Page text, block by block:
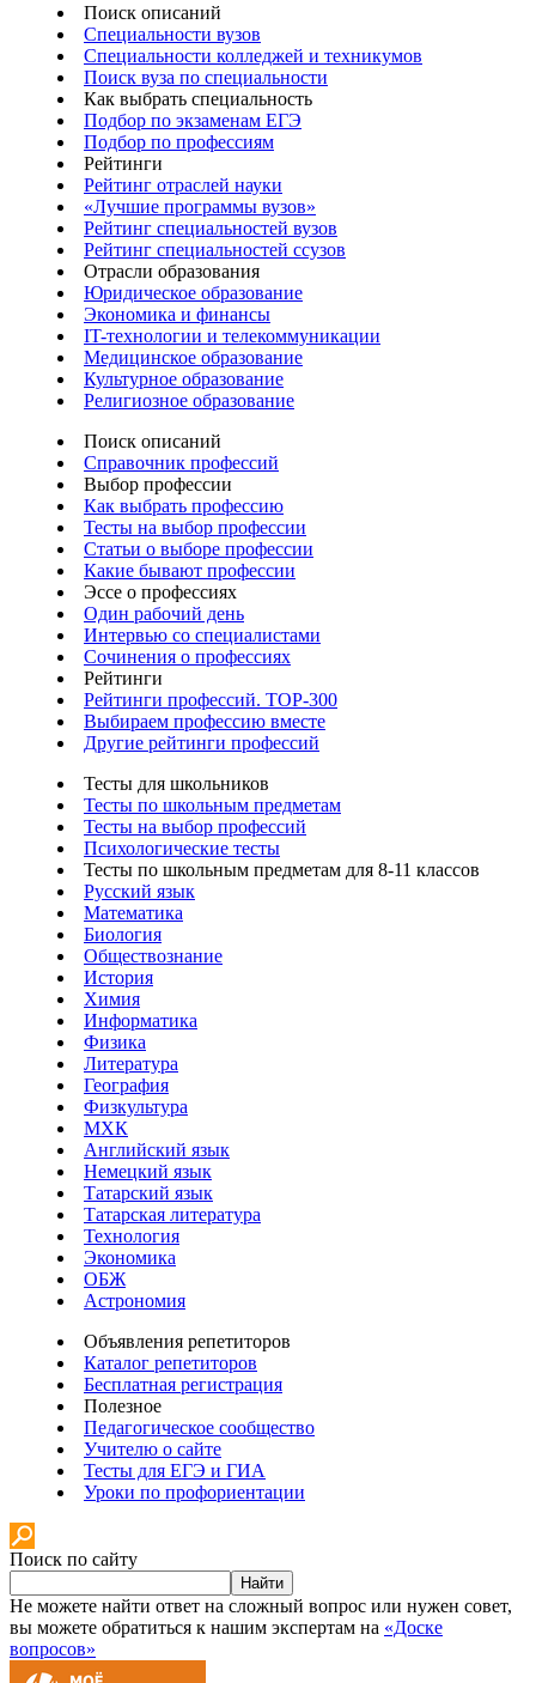
Поиск описаний
Специальности вузов
Специальности колледжей и техникумов
Поиск вуза по специальности
Как выбрать специальность
Подбор по экзаменам ЕГЭ
Подбор по профессиям
Рейтинги
Рейтинг отраслей науки
«Лучшие программы вузов»
Рейтинг специальностей вузов
Рейтинг специальностей ссузов
Отрасли образования
Юридическое образование
Экономика и финансы
IT-технологии и телекоммуникации
Медицинское образование
Культурное образование
Религиозное образование
Поиск описаний
Справочник профессий
Выбор профессии
Как выбрать профессию
Тесты на выбор профессии
Статьи о выборе профессии
Какие бывают профессии
Эссе о профессиях
Один рабочий день
Интервью со специалистами
Сочинения о профессиях
Рейтинги
Рейтинги профессий. TOP-300
Выбираем профессию вместе
Другие рейтинги профессий
Тесты для школьников
Тесты по школьным предметам
Тесты на выбор профессий
Психологические тесты
Тесты по школьным предметам для 8-11 классов
Русский язык
Математика
Биология
Обществознание
История
Химия
Информатика
Физика
Литература
География
Физкультура
МХК
Английский язык
Немецкий язык
Татарский язык
Татарская литература
Технология
Экономика
ОБЖ
Астрономия
Объявления репетиторов
Каталог репетиторов
Бесплатная регистрация
Полезное
Педагогическое сообщество
Учителю о сайте
Тесты для ЕГЭ и ГИА
Уроки по профориентации
Поиск по сайту
Найти
Не можете найти ответ на сложный вопрос или нужен совет,
вы можете обратиться к нашим экспертам на «Доске
вопросов»